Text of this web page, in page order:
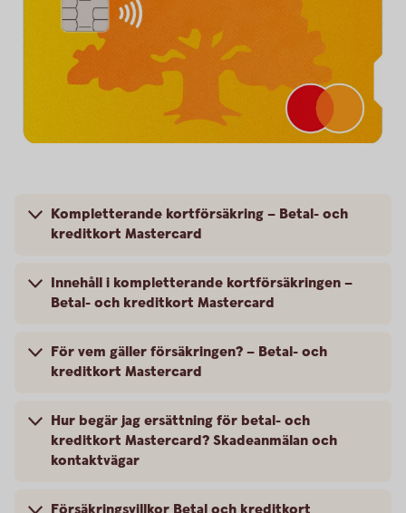
Kompletterande kortförsäkring – Betal- och
kreditkort Mastercard
Innehåll i kompletterande kortförsäkringen –
Betal- och kreditkort Mastercard
För vem gäller försäkringen? – Betal- och
kreditkort Mastercard
Hur begär jag ersättning för betal- och
kreditkort Mastercard? Skadeanmälan och
kontaktvägar